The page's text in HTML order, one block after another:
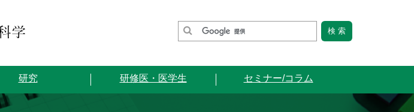
研究 研修医・医学生 セミナー/コラム